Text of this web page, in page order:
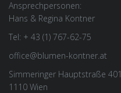
Ansprechpersonen:
Hans & Regina Kontner
Tel: + 43 (1) 767-62-75
office@blumen-kontner.at
Simmeringer Hauptstraße 401
1110 Wien